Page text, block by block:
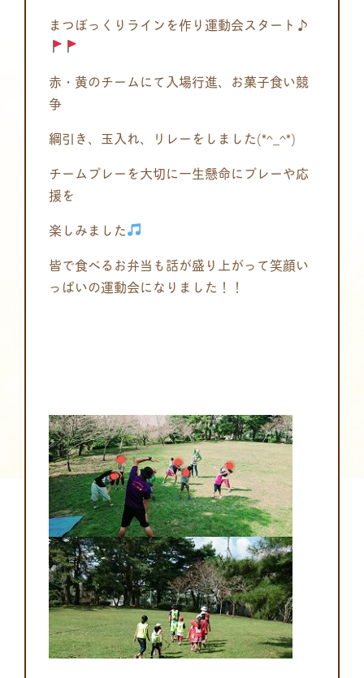
まつぼっくりラインを作り運動会スタート♪
赤・黄のチームにて入場行進、お菓子食い競
争
綱引き、玉入れ、リレーをしました(*^_^*)
チームプレーを大切に一生懸命にプレーや応
援を
楽しみました
皆で食べるお弁当も話が盛り上がって笑顔い
っぱいの運動会になりました！！